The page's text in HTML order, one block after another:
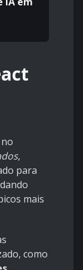
,
para
mais
como